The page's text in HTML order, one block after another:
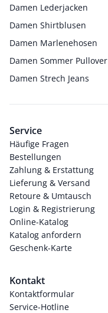
Damen Lederjacken
Damen Shirtblusen
Damen Marlenehosen
Damen Sommer Pullover
Damen Strech Jeans
Service
Häufige Fragen
Bestellungen
Zahlung & Erstattung
Lieferung & Versand
Retoure & Umtausch
Login & Registrierung
Online-Katalog
Katalog anfordern
Geschenk-Karte
Kontakt
Kontaktformular
Service-Hotline